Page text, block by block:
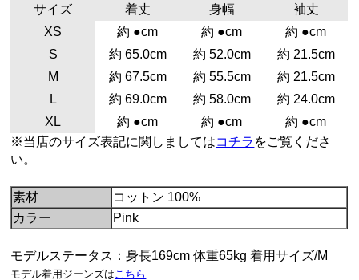
サイズ 着丈 身幅
袖丈
XS
約 ●cm 約 ●cm
約 ●cm
S
約 65.0cm 約 52.0cm
約 21.5cm
M
約 67.5cm 約 55.5cm
約 21.5cm
L
約 69.0cm 約 58.0cm
約 24.0cm
XL
約 ●cm 約 ●cm
約 ●cm
※当店のサイズ表記に関しましてはコチラ をご覧くださ
い。
素材
コットン 100%
カラー
Pink
モデルステータス：身長169cm 体重65kg 着用サイズ/M
モデル着用ジーンズは こちら